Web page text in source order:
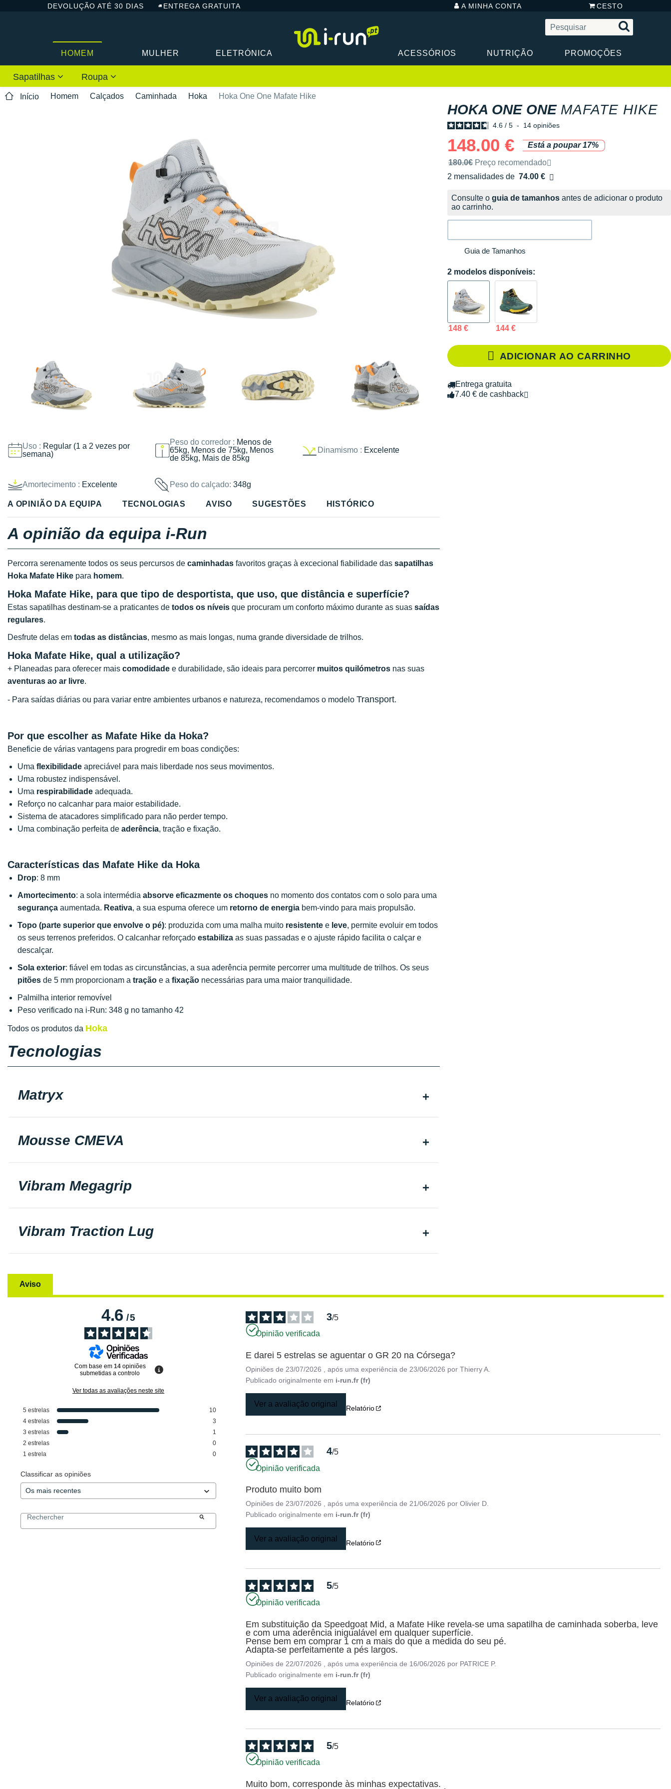
DEVOLUÇÃO ATÉ 30 DIAS ENTREGA GRATUITA A MINHA CONTA CESTO
HOMEM MULHER ELETRÓNICA ACESSÓRIOS NUTRIÇÃO PROMOÇÕES
Sapatilhas Roupa
Início Homem Calçados Caminhada Hoka Hoka One One Mafate Hike
Uso : Regular (1 a 2 vezes por
semana)
Peso do corredor : Menos de
65kg, Menos de 75kg, Menos
de 85kg, Mais de 85kg
Dinamismo : Excelente
Amortecimento : Excelente Peso do calçado: 348g
HOKA ONE ONE MAFATE HIKE
4.6 / 5 - 14 opiniões
148.00 €
Está a poupar 17%
Preço de venda recomendado pela marca
180.0€ Preço recomendado
2 mensalidades de 74.00 €
sem custos
Consulte o guia de tamanhos antes de adicionar o produto
ao carrinho.
Guia de Tamanhos
2 modelos disponíveis:
148 € 144 €
ADICIONAR AO CARRINHO
Entrega gratuita
7.40 € de cashback
A OPINIÃO DA EQUIPA TECNOLOGIAS AVISO SUGESTÕES HISTÓRICO
A opinião da equipa i-Run
Percorra serenamente todos os seus percursos de caminhadas favoritos graças à excecional fiabilidade das sapatilhas
Hoka Mafate Hike para homem.
Hoka Mafate Hike, para que tipo de desportista, que uso, que distância e superfície?
Estas sapatilhas destinam-se a praticantes de todos os níveis que procuram um conforto máximo durante as suas saídas
regulares.
Desfrute delas em todas as distâncias, mesmo as mais longas, numa grande diversidade de trilhos.
Hoka Mafate Hike, qual a utilização?
+ Planeadas para oferecer mais comodidade e durabilidade, são ideais para percorrer muitos quilómetros nas suas
aventuras ao ar livre.
- Para saídas diárias ou para variar entre ambientes urbanos e natureza, recomendamos o modelo Transport.
Por que escolher as Mafate Hike da Hoka?
Beneficie de várias vantagens para progredir em boas condições:
Uma flexibilidade apreciável para mais liberdade nos seus movimentos.
Uma robustez indispensável.
Uma respirabilidade adequada.
Reforço no calcanhar para maior estabilidade.
Sistema de atacadores simplificado para não perder tempo.
Uma combinação perfeita de aderência, tração e fixação.
Características das Mafate Hike da Hoka
Drop: 8 mm
Amortecimento: a sola intermédia absorve eficazmente os choques no momento dos contatos com o solo para uma
segurança aumentada. Reativa, a sua espuma oferece um retorno de energia bem-vindo para mais propulsão.
Topo (parte superior que envolve o pé): produzida com uma malha muito resistente e leve, permite evoluir em todos
os seus terrenos preferidos. O calcanhar reforçado estabiliza as suas passadas e o ajuste rápido facilita o calçar e
descalçar.
Sola exterior: fiável em todas as circunstâncias, a sua aderência permite percorrer uma multitude de trilhos. Os seus
pitões de 5 mm proporcionam a tração e a fixação necessárias para uma maior tranquilidade.
Palmilha interior removível
Peso verificado na i-Run: 348 g no tamanho 42
Todos os produtos da Hoka
Tecnologias
Matryx
Mousse CMEVA
Vibram Megagrip
Vibram Traction Lug
Aviso
4.6/5
Com base em 14 opiniões
submetidas a controlo
Ver todas as avaliações neste site
5 estrelas
10
4 estrelas
3
3 estrelas
1
2 estrelas
0
1 estrela 0
Classificar as opiniões
3/5
Opinião verificada
E darei 5 estrelas se aguentar o GR 20 na Córsega?
Opiniões de 23/07/2026 , após uma experiência de 23/06/2026 porThierry A.
Publicado originalmente em i-run.fr (fr)
Ver a avaliação original Relatório
4/5
Opinião verificada
Produto muito bom
Opiniões de 23/07/2026 , após uma experiência de 21/06/2026 porOlivier D.
Publicado originalmente em i-run.fr (fr)
Ver a avaliação original Relatório
5/5
Opinião verificada
Em substituição da Speedgoat Mid, a Mafate Hike revela-se uma sapatilha de caminhada soberba, leve
e com uma aderência inigualável em qualquer superfície.
Pense bem em comprar 1 cm a mais do que a medida do seu pé.
Adapta-se perfeitamente a pés largos.
Opiniões de 22/07/2026 , após uma experiência de 16/06/2026 por PATRICE P.
Publicado originalmente em i-run.fr (fr)
Ver a avaliação original Relatório
5/5
Opinião verificada
Muito bom, corresponde às minhas expectativas.